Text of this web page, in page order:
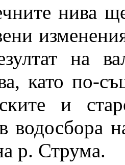
нива
на
като по-
и
водосбора
р. Струма.